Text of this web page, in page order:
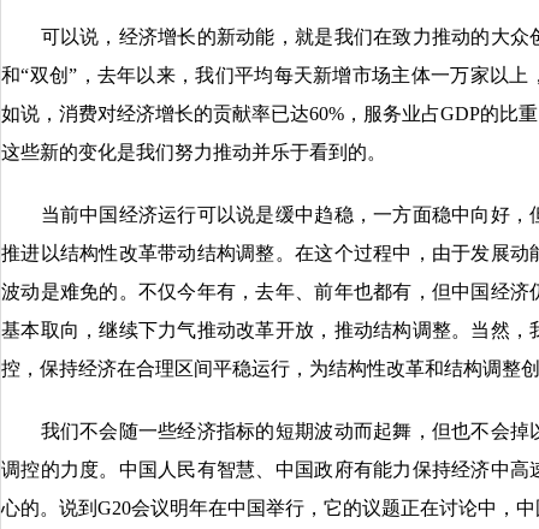
可以说，经济增长的新动能，就是我们在致力推动的大众
和“双创”，去年以来，我们平均每天新增市场主体一万家以
如说，消费对经济增长的贡献率已达60%，服务业占GDP的比
这些新的变化是我们努力推动并乐于看到的。
当前中国经济运行可以说是缓中趋稳，一方面稳中向好，
推进以结构性改革带动结构调整。在这个过程中，由于发展
波动是难免的。不仅今年有，去年、前年也都有，但中国经
基本取向，继续下力气推动改革开放，推动结构调整。当然
控，保持经济在合理区间平稳运行，为结构性改革和结构调整
我们不会随一些经济指标的短期波动而起舞，但也不会掉
调控的力度。中国人民有智慧、中国政府有能力保持经济中
心的。说到G20会议明年在中国举行，它的议题正在讨论中，